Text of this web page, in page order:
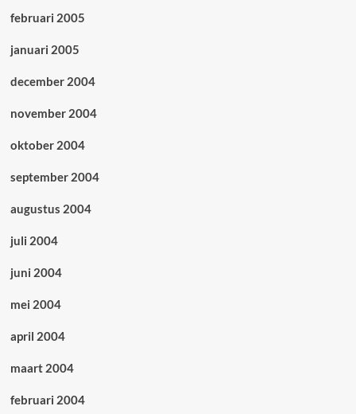
februari 2005
januari 2005
december 2004
november 2004
oktober 2004
september 2004
augustus 2004
juli 2004
juni 2004
mei 2004
april 2004
maart 2004
februari 2004